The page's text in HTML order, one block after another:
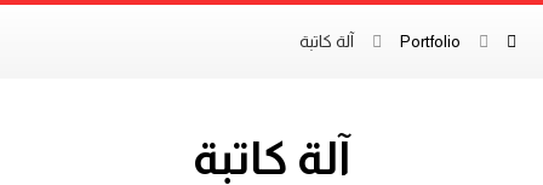
Portfolio آلة كاتبة
آلة كاتبة